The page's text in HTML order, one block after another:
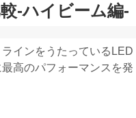
-ハイビーム編-
インをうたっているLED
高のパフォーマンスを発